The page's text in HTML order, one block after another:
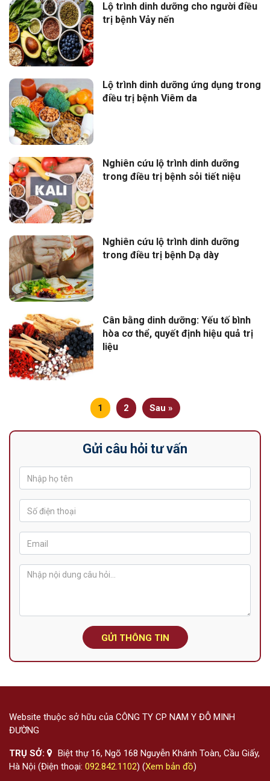
Lộ trình dinh dưỡng cho người điều
trị bệnh Vảy nến
Lộ trình dinh dưỡng ứng dụng trong
điều trị bệnh Viêm da
Nghiên cứu lộ trình dinh dưỡng
trong điều trị bệnh sỏi tiết niệu
Nghiên cứu lộ trình dinh dưỡng
trong điều trị bệnh Dạ dày
Cân bằng dinh dưỡng: Yếu tố bình
hòa cơ thể, quyết định hiệu quả trị
liệu
1 2 Sau »
Gửi câu hỏi tư vấn
GỬI THÔNG TIN
Website thuộc sở hữu của CÔNG TY CP NAM Y ĐỖ MINH
ĐƯỜNG
TRỤ SỞ:
Biệt thự 16, Ngõ 168 Nguyễn Khánh Toàn, Cầu Giấy,
Hà Nội (Điện thoại: 092.842.1102) (Xem bản đồ)